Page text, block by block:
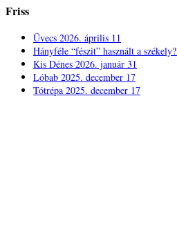
Friss
Üvecs 2026. április 11
Hányféle “fészit” használt a székely?
Kis Dénes 2026. január 31
Lóbab 2025. december 17
Tótrépa 2025. december 17